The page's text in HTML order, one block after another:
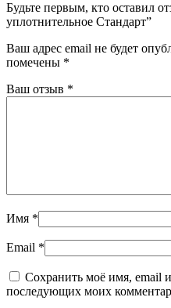
Будьте первым, кто оставил
уплотнительное Стандарт”
Ваш адрес email не будет
помечены *
Ваш отзыв *
Имя *
Email *
Сохранить моё имя, email и
последующих моих